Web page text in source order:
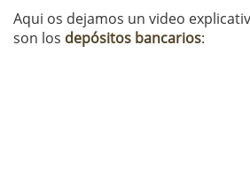
Aqui os dejamos un video
son los depósitos bancarios: